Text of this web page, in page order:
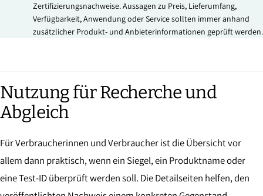
Zertifizierungsnachweise. Aussagen zu Preis, Lieferumfang,
Verfügbarkeit, Anwendung oder Service sollten immer anhand
zusätzlicher Produkt- und Anbieterinformationen geprüft werden.
Nutzung für Recherche und
Abgleich
Für Verbraucherinnen und Verbraucher ist die Übersicht vor
allem dann praktisch, wenn ein Siegel, ein Produktname oder
eine Test-ID überprüft werden soll. Die Detailseiten helfen, den